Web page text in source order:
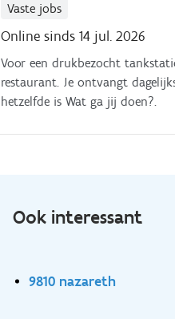
Vaste jobs
Online sinds 14 jul. 2026
Voor een drukbezocht
restaurant. Je ontvangt
hetzelfde is Wat ga jij doen?.
Ook interessant
9810 nazareth